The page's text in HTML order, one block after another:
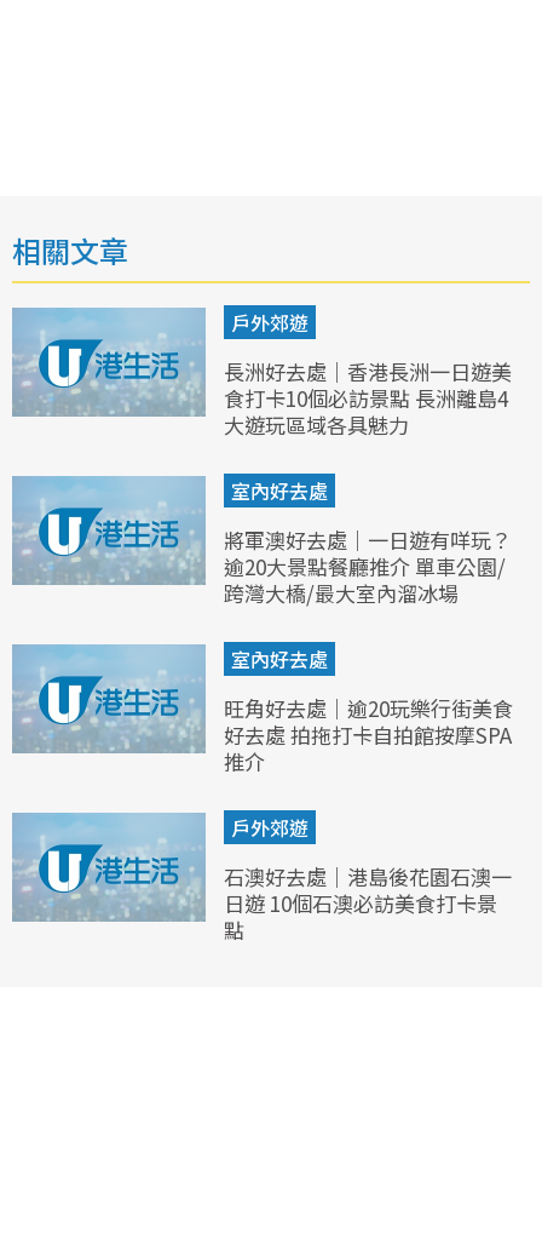
相關文章
戶外郊遊
長洲好去處｜香港長洲一日遊美
食打卡10個必訪景點 長洲離島4
大遊玩區域各具魅力
室內好去處
將軍澳好去處｜一日遊有咩玩？
逾20大景點餐廳推介 單車公園/
跨灣大橋/最大室內溜冰場
室內好去處
旺角好去處｜逾20玩樂行街美食
好去處 拍拖打卡自拍館按摩SPA
推介
戶外郊遊
石澳好去處｜港島後花園石澳一
日遊 10個石澳必訪美食打卡景
點